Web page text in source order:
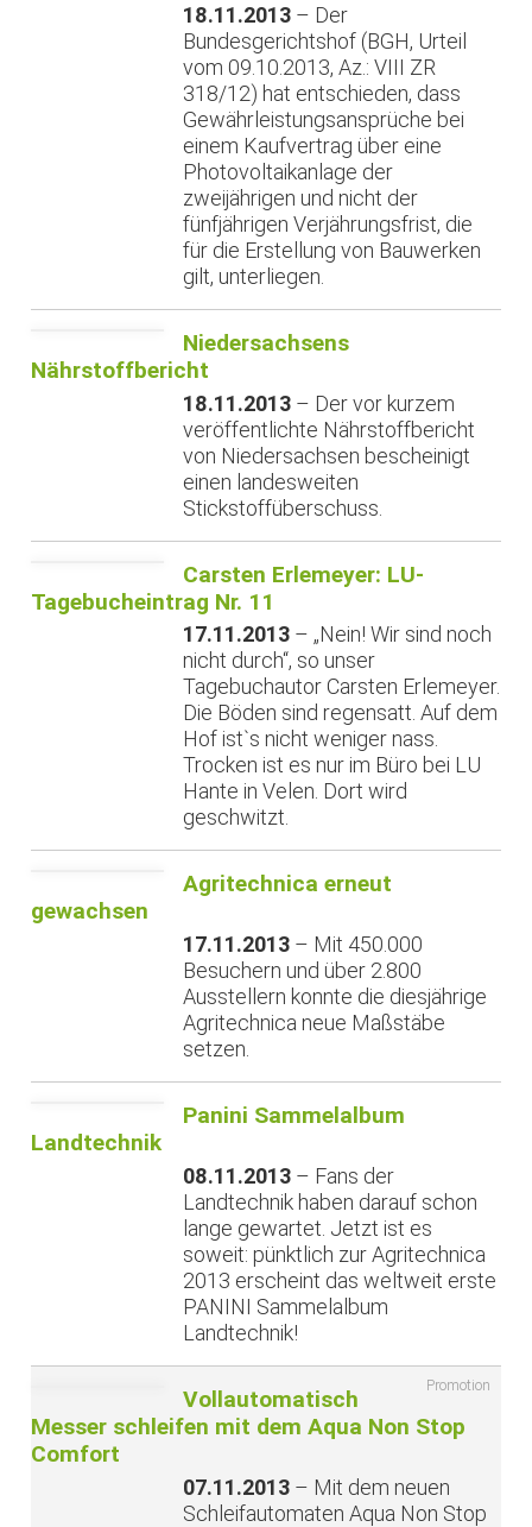
18.11.2013 – Der
Bundesgerichtshof (BGH, Urteil
vom 09.10.2013, Az.: VIII ZR
318/12) hat entschieden, dass
Gewährleistungsansprüche bei
einem Kaufvertrag über eine
Photovoltaikanlage der
zweijährigen und nicht der
fünfjährigen Verjährungsfrist, die
für die Erstellung von Bauwerken
gilt, unterliegen.
Niedersachsens
Nährstoffbericht
18.11.2013 – Der vor kurzem
veröffentlichte Nährstoffbericht
von Niedersachsen bescheinigt
einen landesweiten
Stickstoffüberschuss.
Carsten Erlemeyer: LU-
Tagebucheintrag Nr. 11
17.11.2013 – „Nein! Wir sind noch
nicht durch“, so unser
Tagebuchautor Carsten Erlemeyer.
Die Böden sind regensatt. Auf dem
Hof ist`s nicht weniger nass.
Trocken ist es nur im Büro bei LU
Hante in Velen. Dort wird
geschwitzt.
Agritechnica erneut
gewachsen
17.11.2013 – Mit 450.000
Besuchern und über 2.800
Ausstellern konnte die diesjährige
Agritechnica neue Maßstäbe
setzen.
Panini Sammelalbum
Landtechnik
08.11.2013 – Fans der
Landtechnik haben darauf schon
lange gewartet. Jetzt ist es
soweit: pünktlich zur Agritechnica
2013 erscheint das weltweit erste
PANINI Sammelalbum
Landtechnik!
Promotion
Vollautomatisch
Messer schleifen mit dem Aqua Non Stop
Comfort
07.11.2013 – Mit dem neuen
Schleifautomaten Aqua Non Stop